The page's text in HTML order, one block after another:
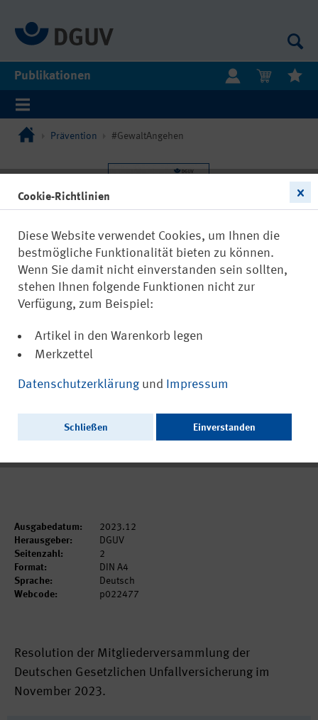
Publikationen
Prävention #GewaltAngehen
Einsatzkräfte
Ausgabedatum:
2023.12
Herausgeber:
DGUV
Seitenzahl:
2
Format:
DIN A4
Sprache:
Deutsch
Webcode:
p022477
Resolution der Mitgliederversammlung der
Deutschen Gesetzlichen Unfallversicherung im
November 2023.
Cookie-Richtlinien
Diese Website verwendet Cookies, um Ihnen die
bestmögliche Funktionalität bieten zu können.
Wenn Sie damit nicht einverstanden sein sollten,
stehen Ihnen folgende Funktionen nicht zur
Verfügung, zum Beispiel:
Artikel in den Warenkorb legen
Merkzettel
Datenschutzerklärung und Impressum
Schließen Einverstanden